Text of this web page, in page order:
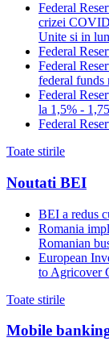
Federal
crizei
Unite si in
Federal
Federal
federal funds
Federal
la 1,5% -
Federal
Toate stirile
Noutati BEI
BEI a redus
Romania
Romanian
European
to Agricover
Toate stirile
Mobile